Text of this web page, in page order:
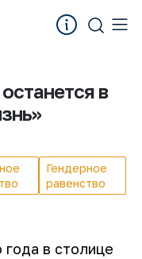
в
Гендерное
равенство
года в столице